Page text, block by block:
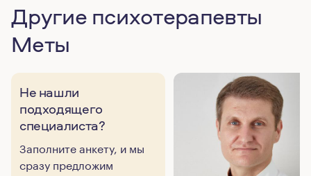
Другие психотерапевты
Меты
Не нашли
подходящего
специалиста?
Заполните анкету, и мы
сразу предложим